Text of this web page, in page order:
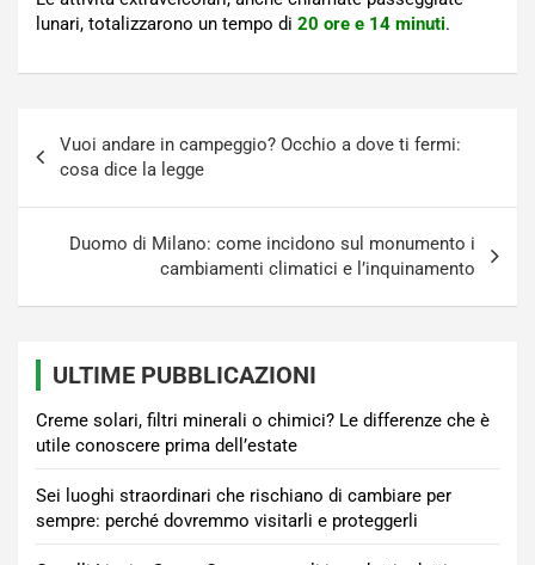
lunari, totalizzarono un tempo di 20 ore e 14 minuti.
articoli
Vuoi andare in campeggio? Occhio a dove ti fermi:
cosa dice la legge
Duomo di Milano: come incidono sul monumento i
cambiamenti climatici e l’inquinamento
ULTIME PUBBLICAZIONI
Creme solari, filtri minerali o chimici? Le differenze che è
utile conoscere prima dell’estate
Sei luoghi straordinari che rischiano di cambiare per
sempre: perché dovremmo visitarli e proteggerli